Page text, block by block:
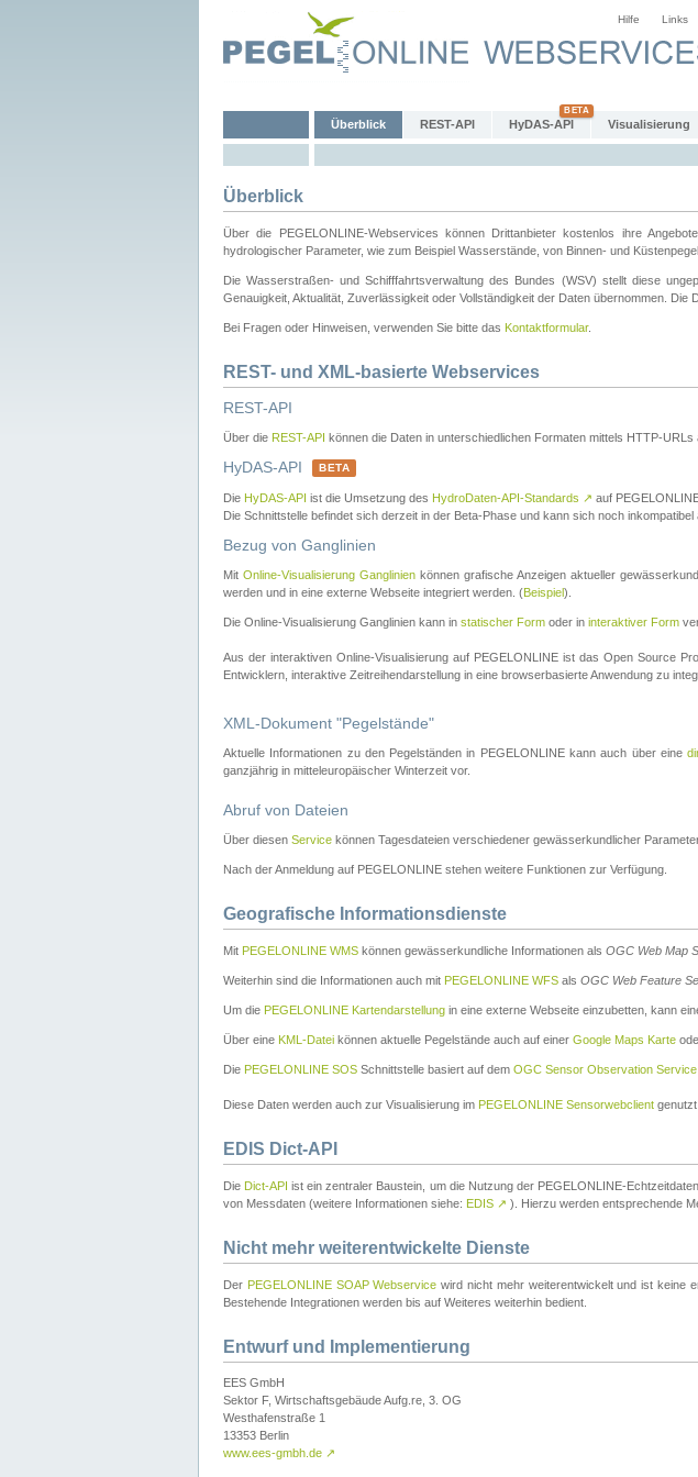
Hilfe Links
Überblick REST-API HyDAS-API Visualisierung
Überblick
Über die PEGELONLINE-Webservices können Drittanbieter kostenlos ihre
hydrologischer Parameter, wie zum Beispiel Wasserstände, von Binnen- und
Die Wasserstraßen- und Schifffahrtsverwaltung des Bundes (WSV) stellt diese
Genauigkeit, Aktualität, Zuverlässigkeit oder Vollständigkeit der Daten übernommen. Die
Bei Fragen oder Hinweisen, verwenden Sie bitte das Kontaktformular.
REST- und XML-basierte Webservices
REST-API
Über die REST-API können die Daten in unterschiedlichen Formaten mittels HTTP-
HyDAS-API BETA
Die HyDAS-API ist die Umsetzung des HydroDaten-API-Standards ↗ auf
Die Schnittstelle befindet sich derzeit in der Beta-Phase und kann sich noch inkompatibel
Bezug von Ganglinien
MitOnline-Visualisierung Ganglinien können grafische Anzeigen aktueller
werden und in eine externe Webseite integriert werden. (Beispiel).
Die Online-Visualisierung Ganglinien kann in statischer Form oder in interaktiver Form
Aus der interaktiven Online-Visualisierung auf PEGELONLINE ist das Open Source
Entwicklern, interaktive Zeitreihendarstellung in eine browserbasierte Anwendung zu
XML-Dokument "Pegelstände"
Aktuelle Informationen zu den Pegelständen in PEGELONLINE kann auch über eine
ganzjährig in mitteleuropäischer Winterzeit vor.
Abruf von Dateien
Über diesen Service können Tagesdateien verschiedener gewässerkundlicher
Nach der Anmeldung auf PEGELONLINE stehen weitere Funktionen zur Verfügung.
Geografische Informationsdienste
Mit PEGELONLINE WMS können gewässerkundliche Informationen als OGC Web Map
Weiterhin sind die Informationen auch mit PEGELONLINE WFS als OGC Web Feature
Um die PEGELONLINE Kartendarstellung in eine externe Webseite einzubetten, kann
Über eine KML-Datei können aktuelle Pegelstände auch auf einer Google Maps Karte
Die PEGELONLINE SOS Schnittstelle basiert auf dem OGC Sensor Observation
Diese Daten werden auch zur Visualisierung im PEGELONLINE Sensorwebclient genutzt.
EDIS Dict-API
Die Dict-API ist ein zentraler Baustein, um die Nutzung der PEGELONLINE-
von Messdaten (weitere Informationen siehe: EDIS ↗ ). Hierzu werden entsprechende
Nicht mehr weiterentwickelte Dienste
Der PEGELONLINE SOAP Webservice wird nicht mehr weiterentwickelt und ist keine
Bestehende Integrationen werden bis auf Weiteres weiterhin bedient.
Entwurf und Implementierung
EES GmbH
Sektor F, Wirtschaftsgebäude Aufg.re, 3. OG
Westhafenstraße 1
13353 Berlin
www.ees-gmbh.de ↗